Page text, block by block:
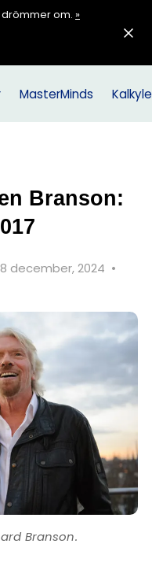
om. »
MasterMinds
Branson:
december, 2024 •
Branson.